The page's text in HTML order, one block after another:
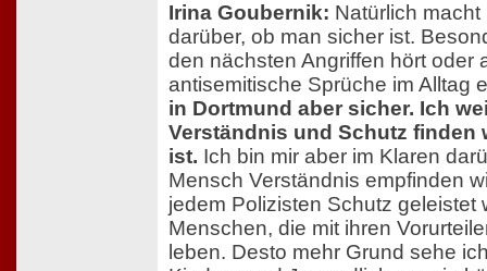
Irina Goubernik: Natürlich
darüber, ob man sicher ist.
den nächsten Angriffen hört oder
antisemitische Sprüche im Alltag
in Dortmund aber sicher. Ich
Verständnis und Schutz finden
ist. Ich bin mir aber im Klaren
Mensch Verständnis empfinden
jedem Polizisten Schutz geleistet
Menschen, die mit ihren
leben. Desto mehr Grund sehe